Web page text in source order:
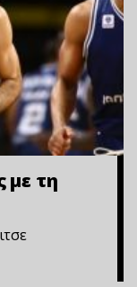
με τη